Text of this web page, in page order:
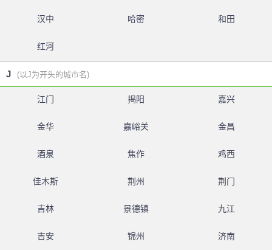
汉中 哈密 和田
红河
J (以J为开头的城市名)
江门 揭阳 嘉兴
金华 嘉峪关 金昌
酒泉 焦作 鸡西
佳木斯 荆州 荆门
吉林 景德镇 九江
吉安 锦州 济南